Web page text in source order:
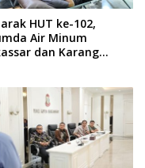
HUT ke-102,
Air Minum
dan Karang